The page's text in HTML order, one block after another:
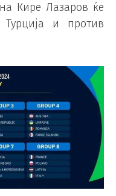
Кире Лазаров ќе
Турција и против